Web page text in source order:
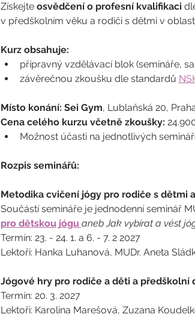
Získejte osvědčení o profesní kvalifikaci
v předškolním věku a rodiči s dětmi v
Kurz obsahuje:
přípravný vzdělávací blok (semináře,
závěrečnou zkoušku dle standardů
Místo konání: Sei Gym, Lublaňská 20,
Cena celého kurzu včetně zkoušky:
Možnost účasti na jednotlivých
Rozpis seminářů:
Metodika cvičení jógy pro rodiče s dětmi
Součástí semináře je jednodenní seminář
pro dětskou jógu aneb Jak vybírat a vést
Termín: 23. - 24. 1. a 6. - 7. 2 2027
Lektoři: Hanka Luhanová, MUDr. Aneta
Jógové hry pro rodiče a děti a předškolní
Termín: 20. 3. 2027
Lektoři: Karolina Marešová, Zuzana